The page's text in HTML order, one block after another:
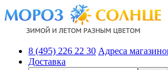
8 (495) 226 22 30 Адреса
Доставка